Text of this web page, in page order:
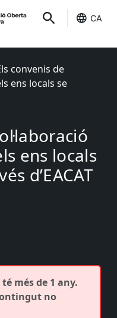
CA
convenis de
ens locals se
ens locals
d’EACAT
més de 1 any.
no